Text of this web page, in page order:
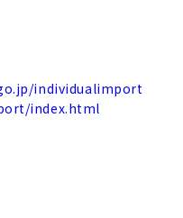
individualimport
index.html